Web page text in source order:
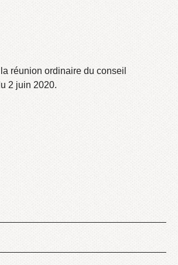
réunion ordinaire du conseil
2 juin 2020.